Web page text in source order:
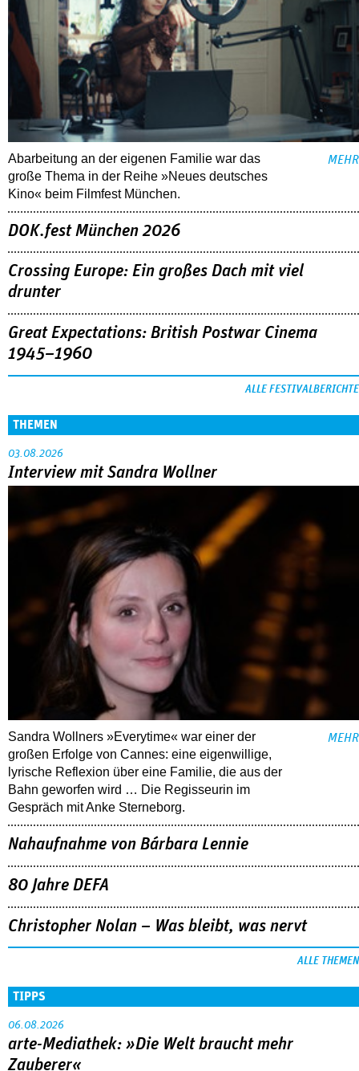
Abarbeitung an der eigenen Familie war das
große Thema in der Reihe »Neues deutsches
Kino« beim Filmfest München.
MEHR
DOK.fest München 2026
Crossing Europe: Ein großes Dach mit viel
drunter
Great Expectations: British Postwar Cinema
1945–1960
ALLE FESTIVALBERICHTE
THEMEN
03.08.2026
Interview mit Sandra Wollner
Sandra Wollners »Everytime« war einer der
großen Erfolge von Cannes: eine eigenwillige,
lyrische Reflexion über eine ­Familie, die aus der
Bahn geworfen wird … Die Regisseurin im
Gespräch mit Anke Sterneborg.
MEHR
Nahaufnahme von Bárbara Lennie
80 Jahre DEFA
Christopher Nolan – Was bleibt, was nervt
ALLE THEMEN
TIPPS
06.08.2026
arte-Mediathek: »Die Welt braucht mehr
Zauberer«